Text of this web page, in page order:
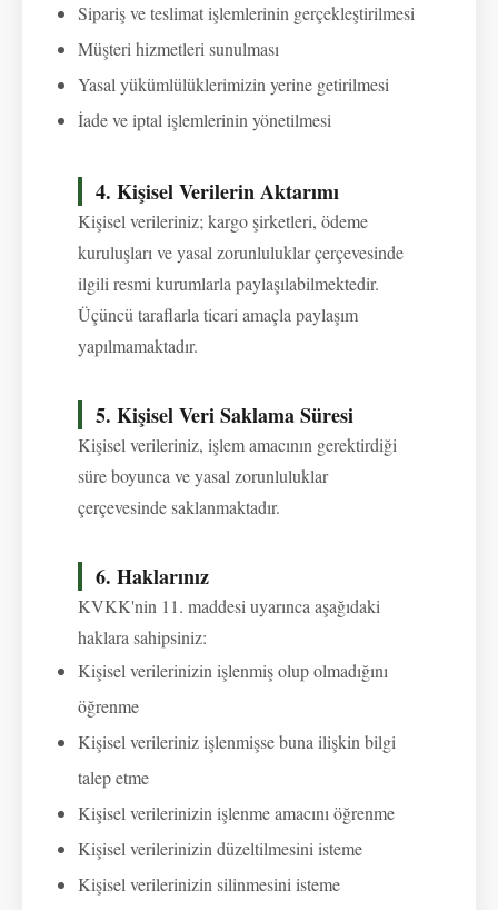
Sipariş ve teslimat işlemlerinin gerçekleştirilmesi
Müşteri hizmetleri sunulması
Yasal yükümlülüklerimizin yerine getirilmesi
İade ve iptal işlemlerinin yönetilmesi
4. Kişisel Verilerin Aktarımı
Kişisel verileriniz; kargo şirketleri, ödeme
kuruluşları ve yasal zorunluluklar çerçevesinde
ilgili resmi kurumlarla paylaşılabilmektedir.
Üçüncü taraflarla ticari amaçla paylaşım
yapılmamaktadır.
5. Kişisel Veri Saklama Süresi
Kişisel verileriniz, işlem amacının gerektirdiği
süre boyunca ve yasal zorunluluklar
çerçevesinde saklanmaktadır.
6. Haklarınız
KVKK'nin 11. maddesi uyarınca aşağıdaki
haklara sahipsiniz:
Kişisel verilerinizin işlenmiş olup olmadığını
öğrenme
Kişisel verileriniz işlenmişse buna ilişkin bilgi
talep etme
Kişisel verilerinizin işlenme amacını öğrenme
Kişisel verilerinizin düzeltilmesini isteme
Kişisel verilerinizin silinmesini isteme